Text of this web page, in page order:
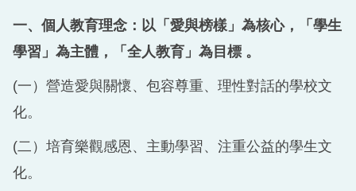
一、個人教育理念：以「愛與榜樣」為核心，「學生
學習」為主體，「全人教育」為目標 。
(一）營造愛與關懷、包容尊重、理性對話的學校文
化。
(二）培育樂觀感恩、主動學習、注重公益的學生文
化。